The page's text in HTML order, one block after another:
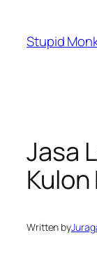
content
Stupid
Jasa
Written by